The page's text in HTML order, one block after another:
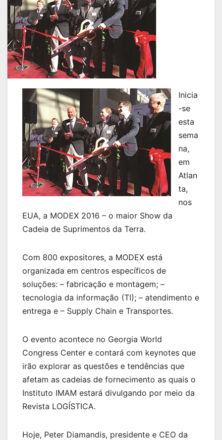
Inicia
-se
esta
sema
na,
em
Atlan
ta,
nos
EUA, a MODEX 2016 – o maior Show da
Cadeia de Suprimentos da Terra.
Com 800 expositores, a MODEX está
organizada em centros específicos de
soluções: – fabricação e montagem; –
tecnologia da informação (TI); – atendimento e
entrega e – Supply Chain e Transportes.
O evento acontece no Georgia World
Congress Center e contará com keynotes que
irão explorar as questões e tendências que
afetam as cadeias de fornecimento as quais o
Instituto IMAM estará divulgando por meio da
Revista LOGÍSTICA.
Hoje, Peter Diamandis, presidente e CEO da